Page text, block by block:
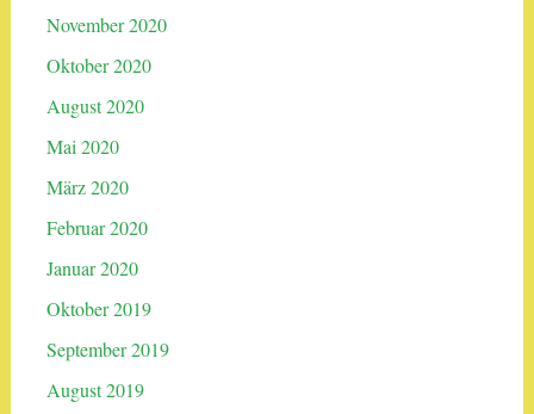
November 2020
Oktober 2020
August 2020
Mai 2020
März 2020
Februar 2020
Januar 2020
Oktober 2019
September 2019
August 2019